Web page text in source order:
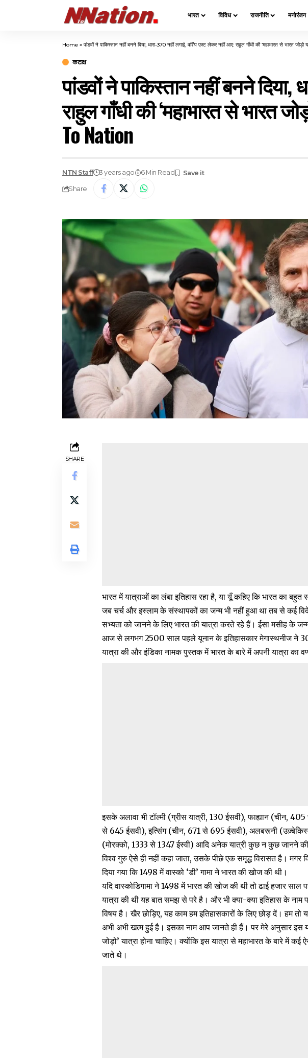
भारत विविध राजनीति मनोरंजन
Home » पांडवों ने पाकिस्तान नहीं बनने दिया, धारा-370 नहीं लगाई, वर्शिप एक्ट लेकर नहीं आए: राहुल गाँधी की ‘महाभारत से भारत
कटाक्ष
पांडवों ने पाकिस्तान नहीं बनने
राहुल गाँधी की ‘महाभारत से भारत
To Nation
NTN Staff 3 years ago 6 Min Read
Share
SHARE
भारत में यात्राओं का लंबा इतिहास रहा है, या यूँ कहिए कि भारत का बहुत
जब चर्च और इस्लाम के संस्थापकों का जन्म भी नहीं हुआ था तब से कई
सभ्यता को जानने के लिए भारत की यात्रा करते रहे हैं। ईसा मसीह के
आज से लगभग 2500 साल पहले यूनान के इतिहासकार मेगास्थनीज ने
यात्रा की और इंडिका नामक पुस्तक में भारत के बारे में अपनी यात्रा का
इसके अलावा भी टॉल्मी (ग्रीस यात्री, 130 ईसवी), फाह्यान (चीन,
से 645 ईसवी), इत्सिंग (चीन, 671 से 695 ईसवी), अलबरूनी
(मोरक्को, 1333 से 1347 ईस्वी) आदि अनेक यात्री कुछ न कुछ जानने
विश्व गुरु ऐसे ही नहीं कहा जाता, उसके पीछे एक समृद्ध विरासत है। मगर
दिया गया कि 1498 में वास्को ‘डी’ गामा ने भारत की खोज की थी।
यदि वास्कोडिगामा ने 1498 में भारत की खोज की थी तो ढाई हजार
यात्रा की थी यह बात समझ से परे है। और भी क्या-क्या इतिहास के नाम
विषय है। खैर छोड़िए, यह काम हम इतिहासकारों के लिए छोड़ दें। हम तो
अभी अभी खत्म हुई है। इसका नाम आप जानते ही हैं। पर मेरे अनुसार इस
जोड़ो’ यात्रा होना चाहिए। क्योंकि इस यात्रा से महाभारत के बारे में कई
जाते थे।